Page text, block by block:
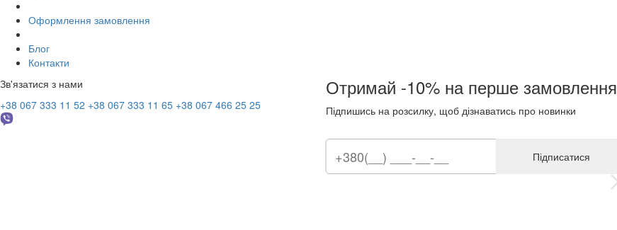
Оформлення замовлення
Блог
Контакти
Зв'язатися з нами
+38 067 333 11 52 +38 067 333 11 65 +38 067 466 25 25
Отримай -10% на перше замовлення
Підпишись на розсилку, щоб дізнаватись про новинки
Підписатися